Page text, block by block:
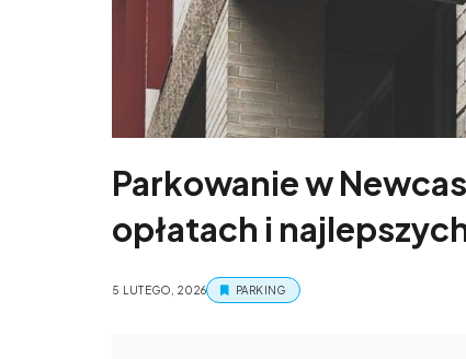
Parkowanie w
opłatach i
5 LUTEGO, 2026 PARKING